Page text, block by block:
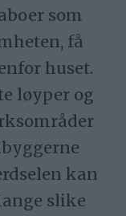
som
få
huset.
løyper og
kan
slike